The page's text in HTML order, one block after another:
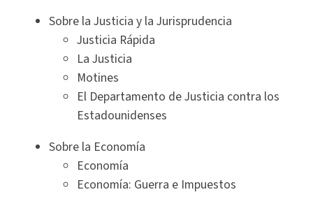
Sobre la Justicia y la Jurisprudencia
Justicia Rápida
La Justicia
Motines
El Departamento de Justicia contra los
Estadounidenses
Sobre la Economía
Economía
Economía: Guerra e Impuestos